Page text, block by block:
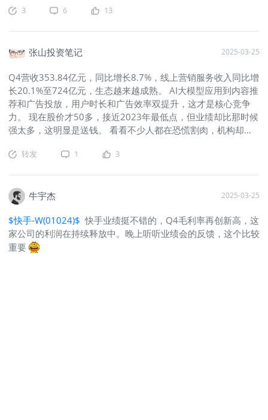
务的增长主要来自客户营销服务出价（eCPM）实现高单位数的
内容消费行业取得了更快的增长，其中，商业化短剧的营销消耗
在2024年第四季度同比增长超300%。直播业务下滑并不意外，
强监管之下，直播类业务前景难言乐观，不过，在快手大力增加
主播供给的情况下，如2024年第四季度末，快手签约公会机构
数量同比提升超30 %，签约公会主播数量同比增长超60%。另
外，快手持续建设多人直播、团播、直播大舞台等头部品类，把
直播大舞台的互动人气下沉至乡镇，加速发掘和扶持本地化成长
的中小主播，带动直播收入降幅收窄，也超过了分析师预期的
96.6亿。最有潜力的电商业务，快手依托内容场与泛货架的电
升，快手用户需求得到了更好的满足。2024年第四季度，电商
月活跃买家数同比增长10%至1.43亿，月活跃用户渗透率达
19.5%：但从电商GMV增速上看，快手已经从之前的30%左右
进一步降到15%左右，随着用户规模增长缓慢和短视频平台竞争
激烈，电商业务重回高增长的概率也不大。分地区看，快手在国
内的营收340.9亿，同比增长7.5%，海
3 6 13
张山投资笔记 2025-03-25
Q4营收353.84亿元，同比增长8.7%，线上营销服务收入同比增
长20.1%至724亿元，生态越来越成熟。 AI大模型应用到内容推
荐和广告投放，用户时长和广告效率双提升，这才是核心竞争
力。 现在股价才50多，接近2023年最低点，但业绩却比那时候
强太多，这明显是送钱。 看看不少人都在恐慌割肉，机构却在
@爱发红包的虎妞
@小虎活动
转发 1 3
牛宇杰 2025-03-25
$快手-W(01024)$ 快手业绩挺不错的，Q4毛利率再创新高，这
家公司的利润在持续释放中。晚上听听业绩会的反馈，这个比较
重要